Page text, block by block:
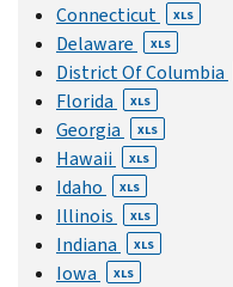
Connecticut XLS
Delaware XLS
District Of Columbia
Florida XLS
Georgia XLS
Hawaii XLS
Idaho XLS
Illinois XLS
Indiana XLS
Iowa XLS